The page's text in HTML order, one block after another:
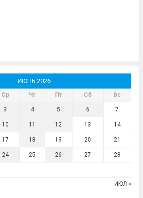
ИЮНЬ 2026
Ср Чт Пт Сб Вс
3 4 5 6 7
10 11 12 13 14
17 18 19 20 21
24 25 26 27 28
ИЮЛ »